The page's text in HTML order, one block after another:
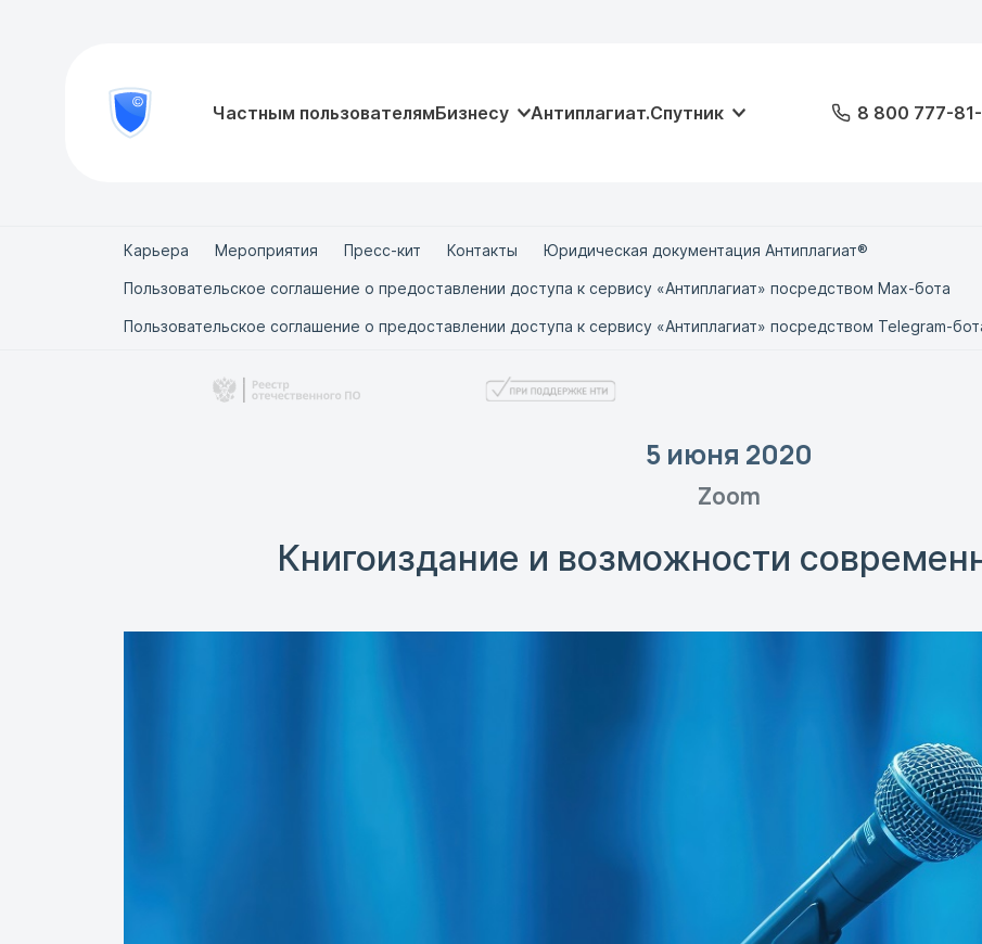
Проверить
Частным пользователямБизнесу Антиплагиат.Спутник
8
8 800 777-
Карьера Мероприятия Пресс-кит Контакты Юридическая документация Антиплагиат®
Пользовательское соглашение о предоставлении доступа к сервису «Антиплагиат» посредством Max-бота
Пользовательское соглашение о предоставлении доступа к сервису «Антиплагиат» посредством Telegram-
5 июня 2020
Zoom
Книгоиздание и возможности